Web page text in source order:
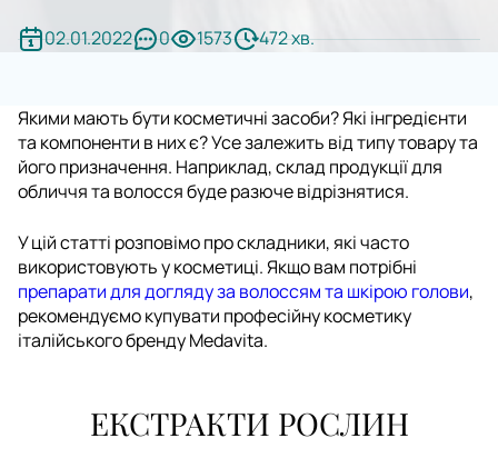
02.01.2022 0 1573 472 хв.
Якими мають бути косметичні засоби? Які інгредієнти
та компоненти в них є? Усе залежить від типу товару та
його призначення. Наприклад, склад продукції для
обличчя та волосся буде разюче відрізнятися.
У цій статті розповімо про складники, які часто
використовують у косметиці. Якщо вам потрібні
препарати для догляду за волоссям та шкірою голови,
рекомендуємо купувати професійну косметику
італійського бренду Medavita.
ЕКСТРАКТИ РОСЛИН